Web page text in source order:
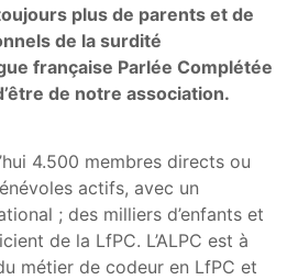
plus de parents et de
de la surdité
française Parlée Complétée
de notre association.
4.500 membres directs ou
actifs, avec un
; des milliers d’enfants et
de la LfPC. L’ALPC est à
métier de codeur en LfPC et